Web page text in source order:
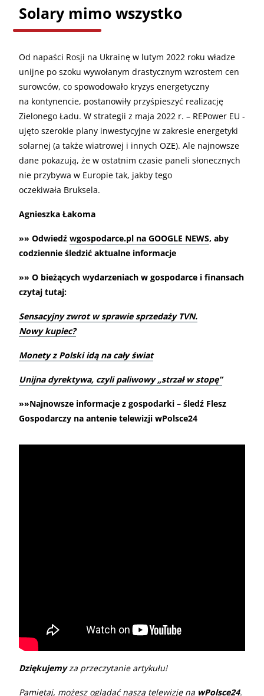
Solary mimo wszystko
Od napaści Rosji na Ukrainę w lutym 2022 roku władze
unijne po szoku wywołanym drastycznym wzrostem cen
surowców, co spowodowało kryzys energetyczny
na kontynencie, postanowiły przyśpieszyć realizację
Zielonego Ładu. W strategii z maja 2022 r. – REPower EU -
ujęto szerokie plany inwestycyjne w zakresie energetyki
solarnej (a także wiatrowej i innych OZE). Ale najnowsze
dane pokazują, że w ostatnim czasie paneli słonecznych
nie przybywa w Europie tak, jakby tego
oczekiwała Bruksela.
Agnieszka Łakoma
»» Odwiedź wgospodarce.pl na GOOGLE NEWS, aby
codziennie śledzić aktualne informacje
»» O bieżących wydarzeniach w gospodarce i finansach
czytaj tutaj:
Sensacyjny zwrot w sprawie sprzedaży TVN.
Nowy kupiec?
Monety z Polski idą na cały świat
Unijna dyrektywa, czyli paliwowy „strzał w stopę”
»»Najnowsze informacje z gospodarki – śledź Flesz
Gospodarczy na antenie telewizji wPolsce24
Dziękujemyza przeczytanie artykułu!
Pamiętaj, możesz oglądać naszą telewizję na wPolsce24.